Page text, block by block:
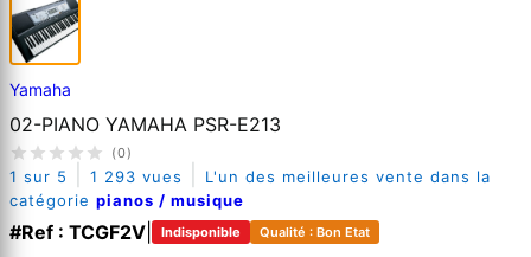
Yamaha
02-PIANO YAMAHA PSR-E213
(0)
1 sur 5 1 293 vues
L'un des meilleures vente dans la
catégorie pianos / musique
#Ref : TCGF2V Indisponible Qualité : Bon Etat